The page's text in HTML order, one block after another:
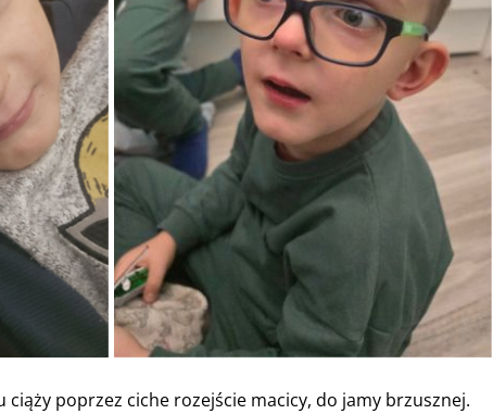
ciąży poprzez ciche rozejście macicy, do jamy brzusznej.